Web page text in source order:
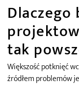
Dlaczego
tak
Większość potknięć
źródłem problemów